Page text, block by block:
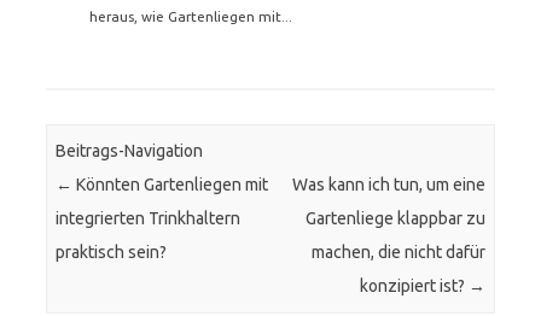
heraus, wie Gartenliegen mit...
Beitrags-Navigation
← Könnten Gartenliegen mit
integrierten Trinkhaltern
praktisch sein?
Was kann ich tun, um eine
Gartenliege klappbar zu
machen, die nicht dafür
konzipiert ist? →